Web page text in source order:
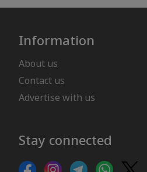
Information
About us
Contact us
Advertise with us
Stay connected